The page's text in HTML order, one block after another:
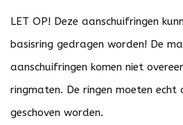
LET OP! Deze aanschuifringen
basisring gedragen worden! De
aanschuifringen komen niet
ringmaten. De ringen moeten echt
geschoven worden.